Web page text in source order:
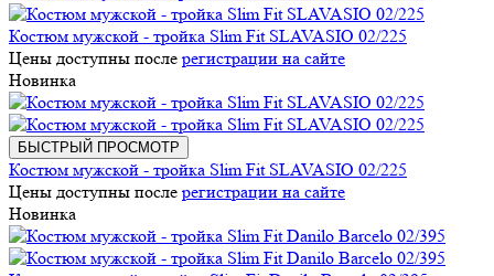
Костюм мужской - тройка Slim Fit SLAVASIO 02/225
Цены доступны после регистрации на сайте
Новинка
БЫСТРЫЙ ПРОСМОТР
Костюм мужской - тройка Slim Fit SLAVASIO 02/225
Цены доступны после регистрации на сайте
Новинка